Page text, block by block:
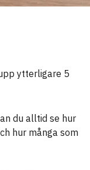
ytterligare 5
du alltid se hur
hur många som